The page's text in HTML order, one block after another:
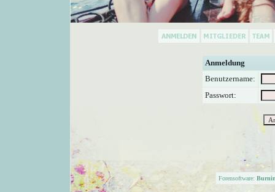
Anmeldung
Benutzername:
Passwort:
Forensoftware: